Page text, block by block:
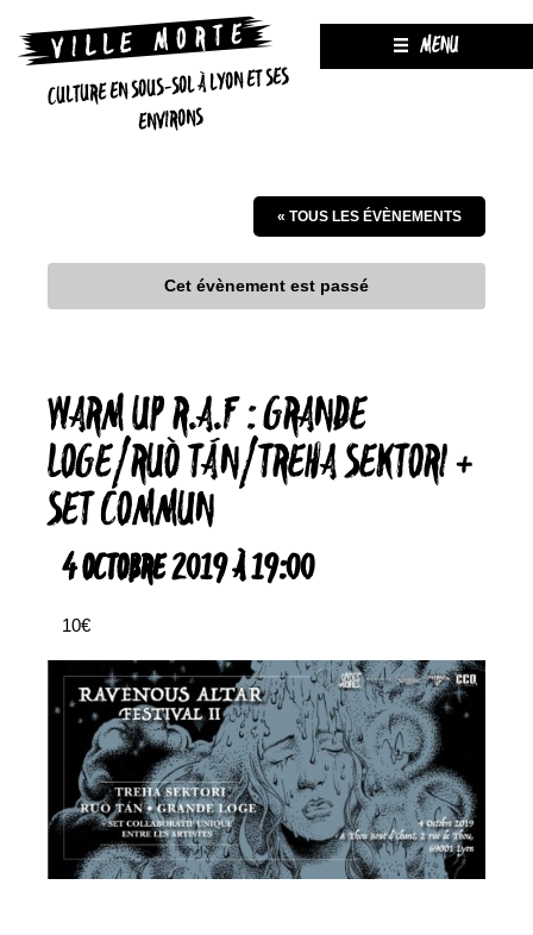
CULTURE EN SOUS-SOL À LYON ET SES
ENVIRONS
MENU
« TOUS LES ÉVÈNEMENTS
Cet évènement est passé
WARM UP R.A.F : GRANDE
LOGE/RUÒ TÁN/TREHA SEKTORI +
SET COMMUN
4 OCTOBRE 2019 À 19:00
10€